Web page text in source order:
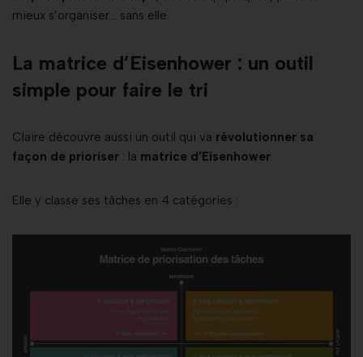
mieux s’organiser… sans elle.
La matrice d’Eisenhower : un outil
simple pour faire le tri
Claire découvre aussi un outil qui va révolutionner sa
façon de prioriser : la matrice d’Eisenhower.
Elle y classe ses tâches en 4 catégories :